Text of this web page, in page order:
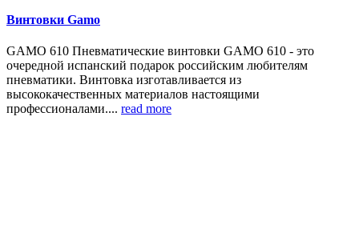
Винтовки Gamo
GAMO 610 Пневматические винтовки GAMO 610 - это
очередной испанский подарок российским любителям
пневматики. Винтовка изготавливается из
высококачественных материалов настоящими
профессионалами.... read more